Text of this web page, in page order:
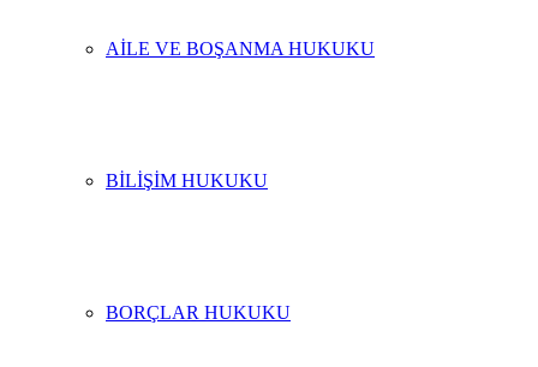
AILE VE BOŞANMA HUKUKU
BILIŞIM HUKUKU
BORÇLAR HUKUKU